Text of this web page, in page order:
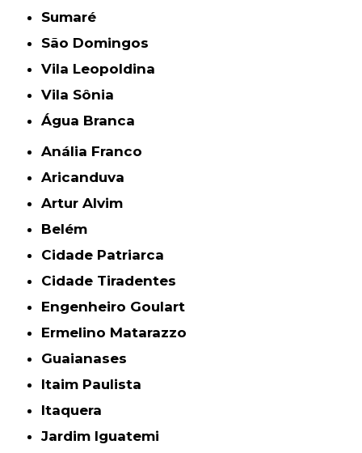
Sumaré
São Domingos
Vila Leopoldina
Vila Sônia
Água Branca
Anália Franco
Aricanduva
Artur Alvim
Belém
Cidade Patriarca
Cidade Tiradentes
Engenheiro Goulart
Ermelino Matarazzo
Guaianases
Itaim Paulista
Itaquera
Jardim Iguatemi